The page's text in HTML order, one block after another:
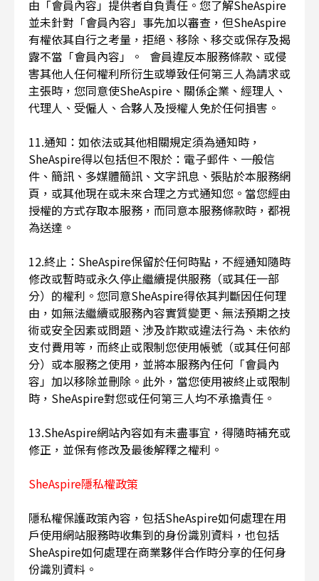
由「會員內容」提供者自負責任。您了解SheAspire
並未針對「會員內容」事先加以審查，但SheAspire
有權依其自行之考量，拒絕、移除、移交或保存及揭
露不當「會員內容」。 會員違反本服務條款、或侵
害其他人任何權利所衍生或導致任何第三人為請求或
主張時，您同意使SheAspire、關係企業、經理人、
代理人、受僱人、合夥人及授權人免於任何損害。
11.通知：如依法或其他相關規定須為通知時，
SheAspire得以包括但不限於：電子郵件、一般信
件、簡訊、多媒體簡訊、文字訊息、張貼於本服務網
頁，或其他現在或未來合理之方式通知您。當您經由
授權的方式存取本服務，而同意本服務條款時，都視
為送達。
12.終止：SheAspire保留於任何時點，不經通知隨時
修改或暫時或永久停止繼續提供服務（或其任一部
分）的權利。您同意SheAspire得依其判斷因任何理
由，如無法繼續或服務內容實質變更、無法預期之技
術或安全因素或問題、涉及詐欺或違法行為、未依約
支付費用等，而終止或限制您使用帳號（或其任何部
分）或本服務之使用，並將本服務內任何「會員內
容」加以移除並刪除。此外，當您使用被終止或限制
時，SheAspire對您或任何第三人均不承擔責任。
13.SheAspire網站內容如有未盡事宜，得隨時補充或
修正，並保有修改及最後解釋之權利。
SheAspire隱私權政策
隱私權保護政策內容，包括SheAspire如何處理在用
戶使用網站服務時收集到的身份識別資料，也包括
SheAspire如何處理在商業夥伴合作時分享的任何身
份識別資料。